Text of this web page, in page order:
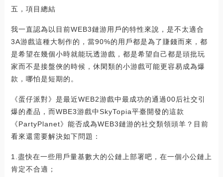
五，項目總結
我一直認為以目前WEB3鏈游用戶的特性來說，是不太適合
3A游戲這種大制作的，當90%的用戶都是為了賺錢而來，都
是希望在幾個小時就能玩透游戲，都是希望自己都是頭批玩
家而不是接盤俠的時候，休閑類的小游戲可能更容易成為爆
款，哪怕是短期的。
《蛋仔派對》是最近WEB2游戲中最成功的通過00后社交引
爆的產品，而WBE3游戲中SkyTopia平臺開發的這款
《PartyPlanet》能否成為WEB3鏈游的社交類領頭羊？目前
看來還需要解決如下問題：
1.盡快在一些用戶量基數大的公鏈上部署吧，在一個小公鏈上
肯定不合適；